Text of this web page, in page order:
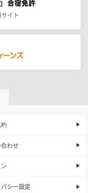
イト
わせ
シー設定